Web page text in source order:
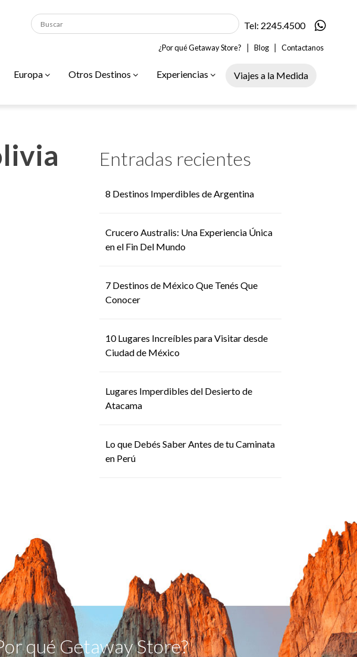
Tel: 2245.4500
¿Por qué Getaway Store? | Blog | Contactanos
Europa Otros Destinos Experiencias Viajes a la Medida
Entradas recientes
8 Destinos Imperdibles de Argentina
Crucero Australis: Una Experiencia Única
en el Fin Del Mundo
7 Destinos de México Que Tenés Que
Conocer
10 Lugares Increíbles para Visitar desde
Ciudad de México
Lugares Imperdibles del Desierto de
Atacama
Lo que Debés Saber Antes de tu Caminata
en Perú
qué Getaway Store?